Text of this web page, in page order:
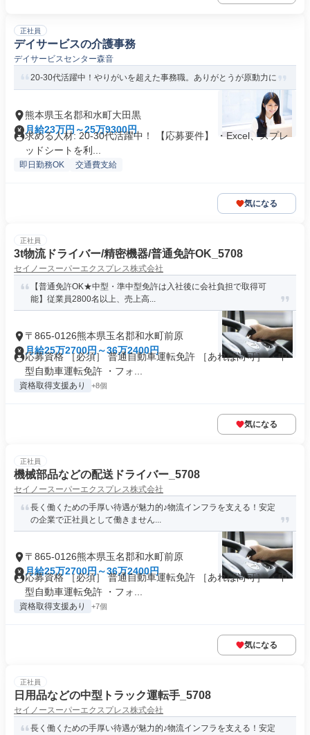
正社員
デイサービスの介護事務
デイサービスセンター森音
20-30代活躍中！やりがいを超えた事務職。ありがとうが原動力に
熊本県玉名郡和水町大田黒
月給23万円～25万9300円
求める人材: 20-30代活躍中！ 【応募要件】 ・Excel、スプレ
ッドシートを利...
即日勤務OK 交通費支給
気になる
正社員
3t物流ドライバー/精密機器/普通免許OK_5708
セイノースーパーエクスプレス株式会社
【普通免許OK★中型・準中型免許は入社後に会社負担で取得可
能】従業員2800名以上、売上高...
〒865-0126熊本県玉名郡和水町前原
月給25万2700円～36万2400円
応募資格 ［必須］ 普通自動車運転免許 ［あれば尚可］ ・中
型自動車運転免許 ・フォ...
資格取得支援あり +8個
気になる
正社員
機械部品などの配送ドライバー_5708
セイノースーパーエクスプレス株式会社
長く働くための手厚い待遇が魅力的♪物流インフラを支える！安定
の企業で正社員として働きません...
〒865-0126熊本県玉名郡和水町前原
月給25万2700円～36万2400円
応募資格 ［必須］ 普通自動車運転免許 ［あれば尚可］ ・中
型自動車運転免許 ・フォ...
資格取得支援あり +7個
気になる
正社員
日用品などの中型トラック運転手_5708
セイノースーパーエクスプレス株式会社
長く働くための手厚い待遇が魅力的♪物流インフラを支える！安定